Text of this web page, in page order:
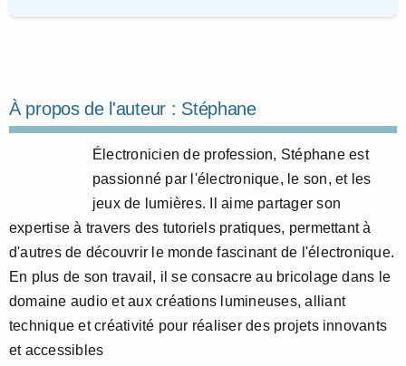
À propos de l'auteur : Stéphane
Électronicien de profession, Stéphane est
passionné par l'électronique, le son, et les
jeux de lumières. Il aime partager son
expertise à travers des tutoriels pratiques, permettant à
d'autres de découvrir le monde fascinant de l'électronique.
En plus de son travail, il se consacre au bricolage dans le
domaine audio et aux créations lumineuses, alliant
technique et créativité pour réaliser des projets innovants
et accessibles